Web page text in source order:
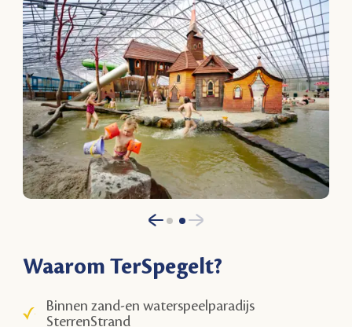
Waarom TerSpegelt?
Binnen zand-en waterspeelparadijs
SterrenStrand